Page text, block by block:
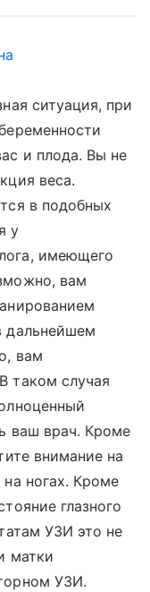
ситуация, при
и плода. Вы не
веса.
в подобных
у
имеющего
вам
дальнейшем
вам
таком случая
ваш врач. Кроме
внимание на
ногах. Кроме
глазного
УЗИ это не
матки
УЗИ.